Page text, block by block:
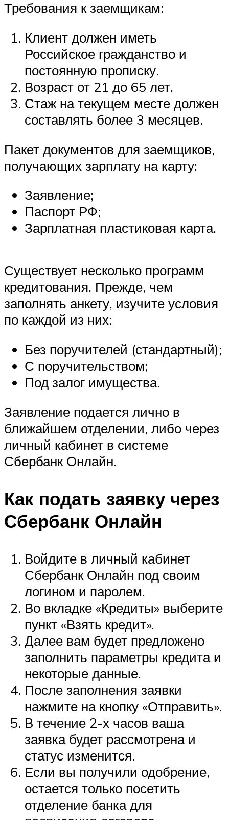
Требования к заемщикам:
Клиент должен иметь
Российское гражданство и
постоянную прописку.
Возраст от 21 до 65 лет.
Стаж на текущем месте должен
составлять более 3 месяцев.
Пакет документов для заемщиков,
получающих зарплату на карту:
Заявление;
Паспорт РФ;
Зарплатная пластиковая карта.
Существует несколько программ
кредитования. Прежде, чем
заполнять анкету, изучите условия
по каждой из них:
Без поручителей (стандартный);
С поручительством;
Под залог имущества.
Заявление подается лично в
ближайшем отделении, либо через
личный кабинет в системе
Сбербанк Онлайн.
Как подать заявку через
Сбербанк Онлайн
Войдите в личный кабинет
Сбербанк Онлайн под своим
логином и паролем.
Во вкладке «Кредиты» выберите
пункт «Взять кредит».
Далее вам будет предложено
заполнить параметры кредита и
некоторые данные.
После заполнения заявки
нажмите на кнопку «Отправить».
В течение 2-х часов ваша
заявка будет рассмотрена и
статус изменится.
Если вы получили одобрение,
остается только посетить
отделение банка для